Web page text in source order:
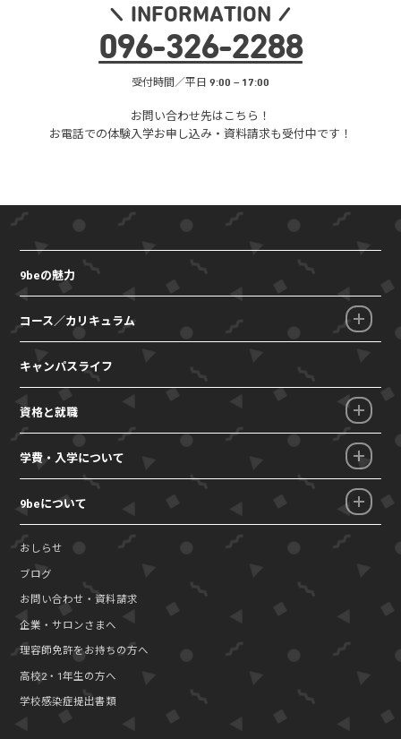
INFORMATION
096-326-2288
受付時間／平日 9:00 – 17:00
お問い合わせ先はこちら！
お電話での体験入学お申し込み・ 資料請求も受付中です！
9beの魅力
コース／カリキュラム
キャンパスライフ
資格と就職
学費・入学について
9beについて
おしらせ
ブログ
お問い合わせ・資料請求
企業・サロンさまへ
理容師免許をお持ちの方へ
高校2・1年生の方へ
学校感染症提出書類